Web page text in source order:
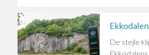
Ekkodalen
De stejle